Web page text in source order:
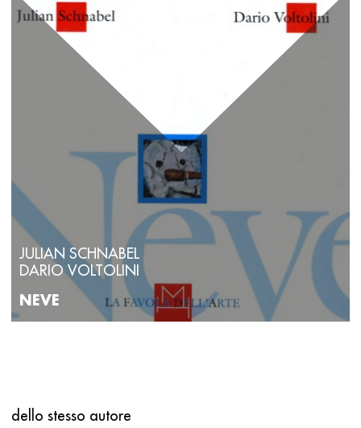
JULIAN SCHNABEL
DARIO VOLTOLINI
NEVE
dello stesso autore